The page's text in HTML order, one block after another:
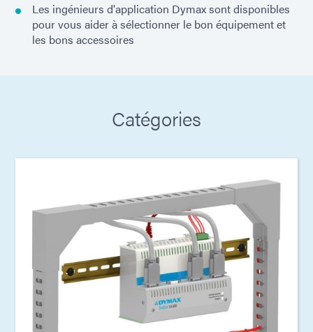
Les ingénieurs d'application Dymax sont disponibles
pour vous aider à sélectionner le bon équipement et
les bons accessoires
Catégories